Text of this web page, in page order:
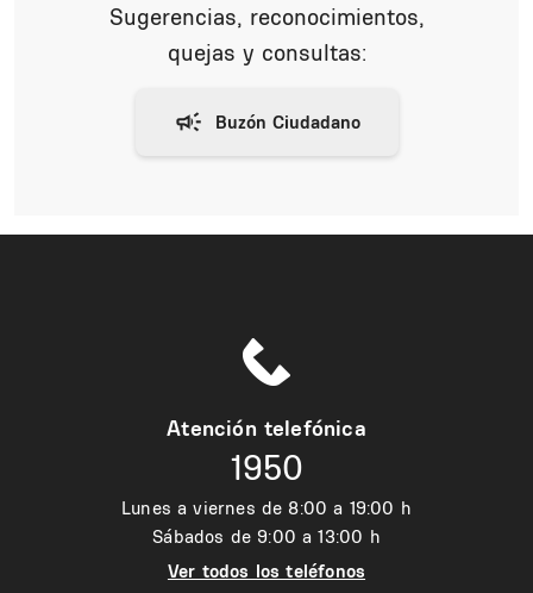
Sugerencias, reconocimientos,
quejas y consultas:
Atención telefónica
1950
Lunes a viernes de 8:00 a 19:00 h
Sábados de 9:00 a 13:00 h
Ver todos los teléfonos